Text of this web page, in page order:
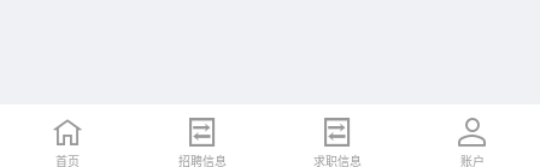
首页 招聘信息 求职信息 账户